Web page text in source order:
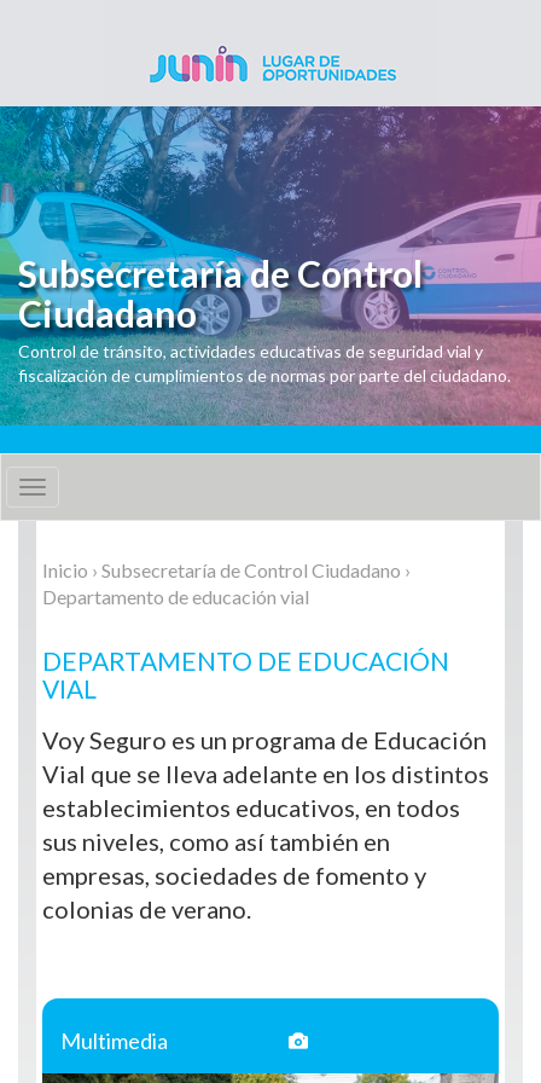
Subsecretaría de Control
Ciudadano
Control de tránsito, actividades educativas de seguridad vial y
fiscalización de cumplimientos de normas por parte del ciudadano.
Toggle
Inicio › Subsecretaría de Control Ciudadano ›
Departamento de educación vial
DEPARTAMENTO DE EDUCACIÓN
VIAL
Voy Seguro es un programa de Educación
Vial que se lleva adelante en los distintos
establecimientos educativos, en todos
sus niveles, como así también en
empresas, sociedades de fomento y
colonias de verano.
Multimedia